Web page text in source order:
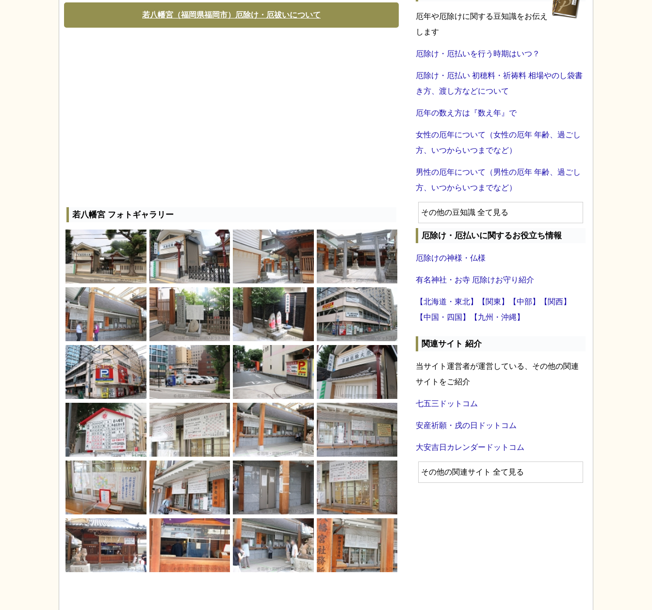
若八幡宮（福岡県福岡市）厄除け・厄祓いについて
若八幡宮 フォトギャラリー
厄年や厄除けに関する豆知識をお伝え
します
厄除け・厄払いを行う時期はいつ？
厄除け・厄払い 初穂料・祈祷料 相場やのし袋書
き方、渡し方などについて
厄年の数え方は『数え年』で
女性の厄年について（女性の厄年 年齢、過ごし
方、いつからいつまでなど）
男性の厄年について（男性の厄年 年齢、過ごし
方、いつからいつまでなど）
その他の豆知識 全て見る
厄除け・厄払いに関するお役立ち情報
厄除けの神様・仏様
有名神社・お寺 厄除けお守り紹介
【北海道・東北】 【関東】 【中部】
【関西】
【中国・四国】
【九州・沖縄】
関連サイト 紹介
当サイト運営者が運営している、その他の関連
サイトをご紹介
七五三ドットコム
安産祈願・戌の日ドットコム
大安吉日カレンダードットコム
その他の関連サイト 全て見る